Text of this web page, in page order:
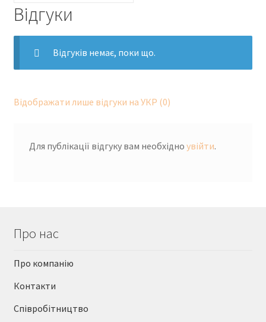
Відгуки
Відгуків немає, поки що.
Відображати лише відгуки на УКР (0)
Для публікації відгуку вам необхідно увійти.
Про нас
Про компанію
Контакти
Співробітництво